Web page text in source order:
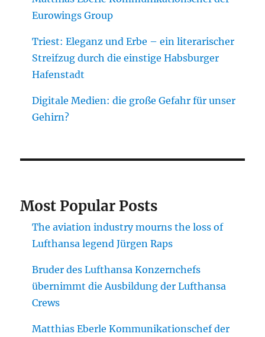
Eurowings Group
Triest: Eleganz und Erbe – ein literarischer
Streifzug durch die einstige Habsburger
Hafenstadt
Digitale Medien: die große Gefahr für unser
Gehirn?
Most Popular Posts
The aviation industry mourns the loss of
Lufthansa legend Jürgen Raps
Bruder des Lufthansa Konzernchefs
übernimmt die Ausbildung der Lufthansa
Crews
Matthias Eberle Kommunikationschef der